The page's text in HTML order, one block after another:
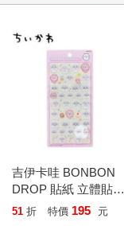
吉伊卡哇 BONBON
DROP 貼紙 立體貼紙
水晶貼紙 手帳貼 裝飾
51 折 特價 195 元